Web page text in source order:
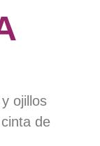
ojillos
de